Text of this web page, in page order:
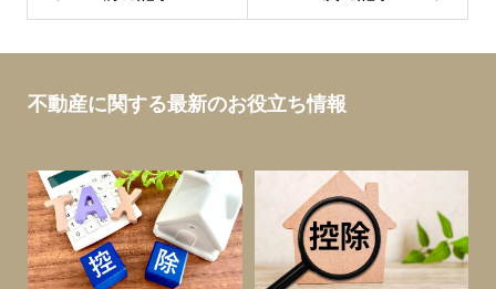
不動産に関する最新のお役立ち情報